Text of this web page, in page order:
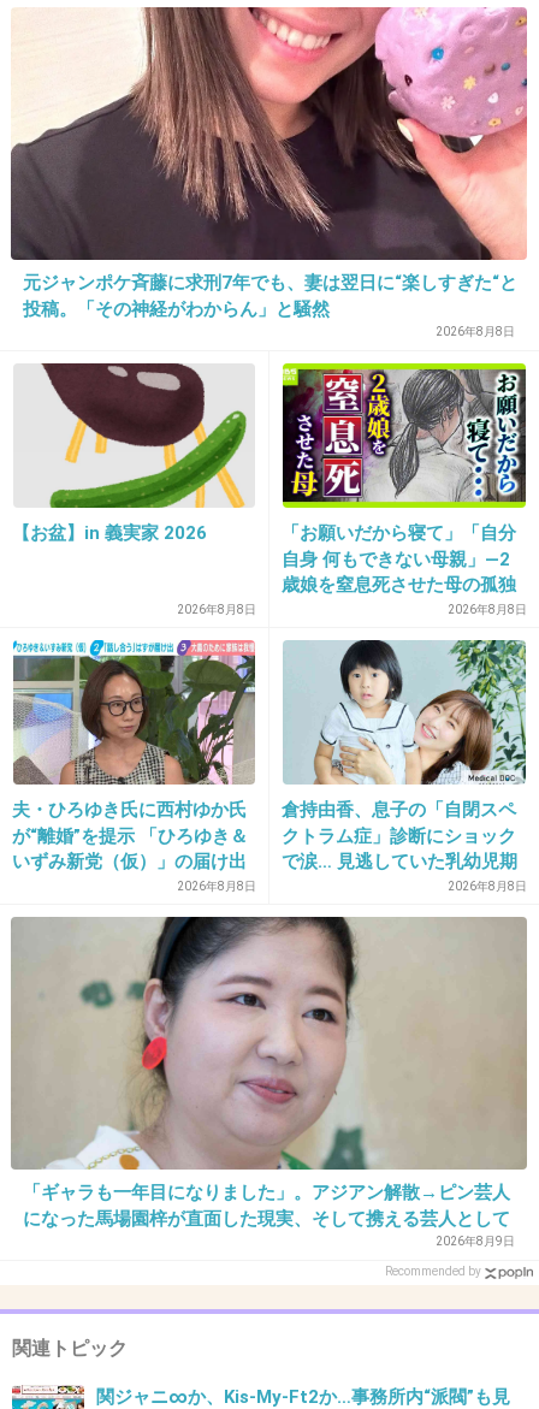
こいつ絶対童貞でしょ
+17 -198
2016/06/26(日) 20:39:48
趣味は本人の自由
-2
オフの日くらい別にいいじゃん‥
好きなことさせてあげればいいのに。
なんか、かわいそう
+695 -7
2016/06/26(日) 20:40:29
まぁ、アイドルも大変ですね。
-1
33. 匿名2016/06/26(日) 20:40:37
19
これは引くわ…
2016/06/26(日) 20:40:56
事務所側からすれば、宮田の記事やブロマイド
が売れなくなるから、軽々と露出するなという
こだろうか。事務所も、もっとゆるくなれよ。
+391
元ジャンポケ斉藤に求刑7年でも、妻は翌日に“楽しすぎた“と
投稿。「その神経がわからん」と騒然
2026年8月8日
【お盆】in 義実家 2026
2026年8月8日
「お願いだから寝て」「自分
自身 何もできない母親」―2
歳娘を窒息死させた母の孤独
「娘は『ママどうして』と」
限界の年子ワンオペ育児 法
廷での懺悔と声なきSOS
2026年8月8日
夫・ひろゆき氏に西村ゆか氏
が“離婚”を提示 「ひろゆき＆
いずみ新党（仮）」の届け出
を知らされず激怒「信頼関係
が保てない状態で夫婦を続け
2026年8月8日
倉持由香、息子の「自閉スペ
クトラム症」診断にショック
で涙… 見逃していた乳幼児期
2026年8月8日
「ギャラも一年目になりました」。アジアン解散→ピン芸人
になった馬場園梓が直面した現実、そして携える芸人として
2026年8月9日
Recommended by
関連トピック
関ジャニ∞か、Kis-My-Ft2か…事務所内“派閥”も見